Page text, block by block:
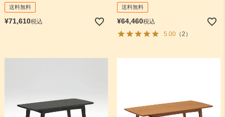
送料無料
¥71,610税込
送料無料
¥64,460税込
5.00（2）